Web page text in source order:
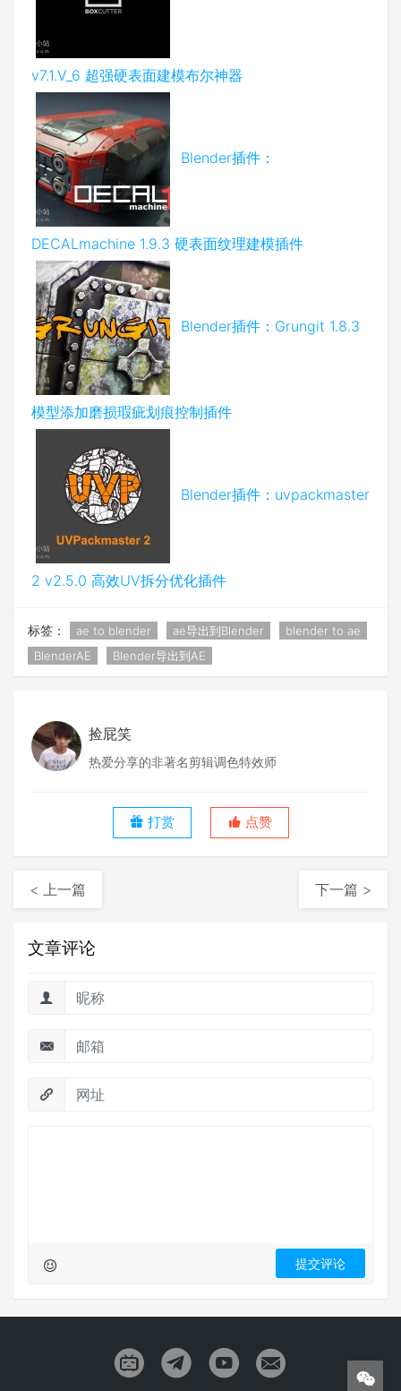
v7.1.V_6 超强硬表面建模布尔神器
Blender插件：
DECALmachine 1.9.3 硬表面纹理建模插件
Blender插件：Grungit 1.8.3
模型添加磨损瑕疵划痕控制插件
Blender插件：uvpackmaster
2 v2.5.0 高效UV拆分优化插件
标签： ae to blender ae导出到Blender
blender to ae
BlenderAE
Blender导出到AE
捡屁笑
热爱分享的非著名剪辑调色特效师
打赏 点赞
< 上一篇 下一篇 >
文章评论